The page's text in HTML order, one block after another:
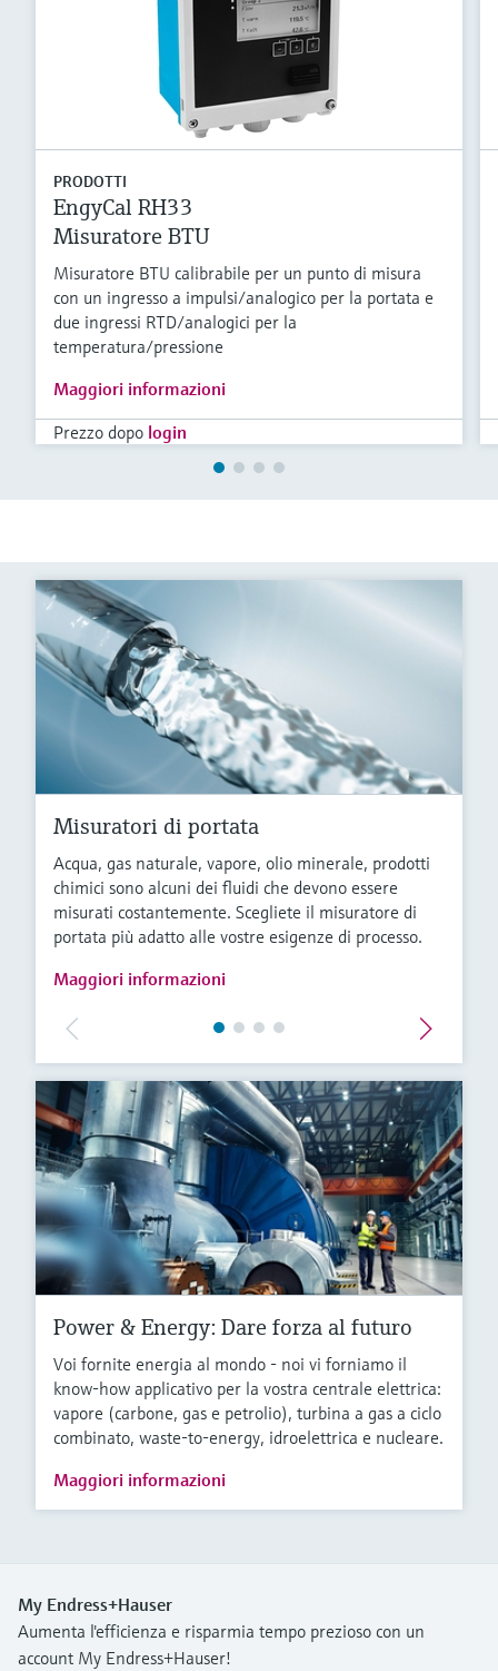
PRODOTTI
EngyCal RH33
Misuratore BTU
Misuratore BTU calibrabile per un punto di misura
con un ingresso a impulsi/analogico per la portata e
due ingressi RTD/analogici per la
temperatura/pressione
Maggiori informazioni
Prezzo dopo login
Misuratori di portata
Acqua, gas naturale, vapore, olio minerale, prodotti
chimici sono alcuni dei fluidi che devono essere
misurati costantemente. Scegliete il misuratore di
portata più adatto alle vostre esigenze di processo.
Maggiori informazioni
Power & Energy: Dare forza al futuro
Voi fornite energia al mondo - noi vi forniamo il
know-how applicativo per la vostra centrale elettrica:
vapore (carbone, gas e petrolio), turbina a gas a ciclo
combinato, waste-to-energy, idroelettrica e nucleare.
Maggiori informazioni
My Endress+Hauser
Aumenta l'efficienza e risparmia tempo prezioso con un
account My Endress+Hauser!